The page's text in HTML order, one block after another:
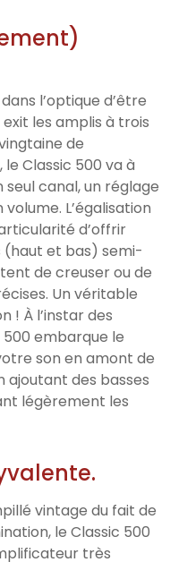
l’optique d’être
les amplis à trois
de
Classic 500 va à
seul canal, un réglage
L’égalisation
d’offrir
(haut et bas) semi-
de creuser ou de
Un véritable
! À l’instar des
500 embarque le
son en amont de
ajoutant des basses
légèrement les
vintage du fait de
le Classic 500
très